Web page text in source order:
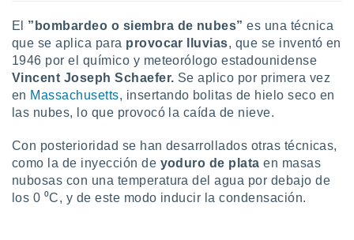
e
mediante
publicidad
publicidad
de
El ”bombardeo o siembra de nubes” es una técnica
que se aplica para provocar lluvias, que se inventó en
1946 por el químico y meteorólogo estadounidense
Vincent Joseph Schaefer. Se aplico por primera vez
en Massachusetts, insertando bolitas de hielo seco en
las nubes, lo que provocó la caída de nieve.
Con posterioridad se han desarrollados otras técnicas,
como la de inyección de yoduro de plata en masas
nubosas con una temperatura del agua por debajo de
los 0 ⁰C, y de este modo inducir la condensación.